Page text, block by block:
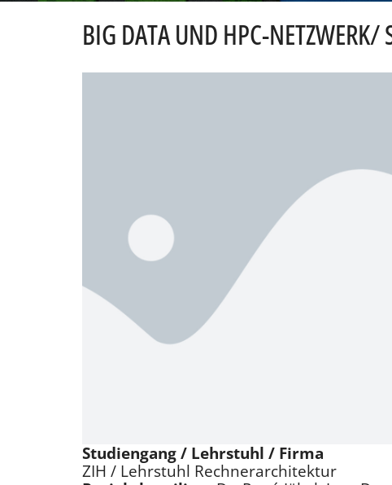
BIG DATA UND HPC-
Studiengang / Lehrstuhl / Firma
ZIH / Lehrstuhl Rechnerarchitektur